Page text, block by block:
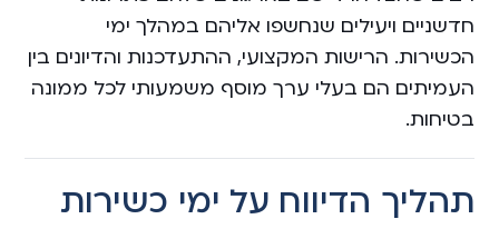
חדשניים ויעילים שנחשפו אליהם במהלך ימי
הכשירות. הרישות המקצועי, ההתעדכנות והדיונים בין
העמיתים הם בעלי ערך מוסף משמעותי לכל ממונה
בטיחות.
תהליך הדיווח על ימי כשירות